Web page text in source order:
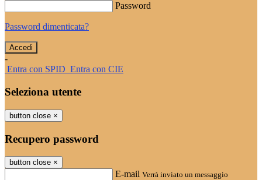
Password
Password dimenticata?
-
Entra con SPID Entra con CIE
Seleziona utente
button close ×
Recupero password
button close ×
E-mail Verrà inviato un messaggio